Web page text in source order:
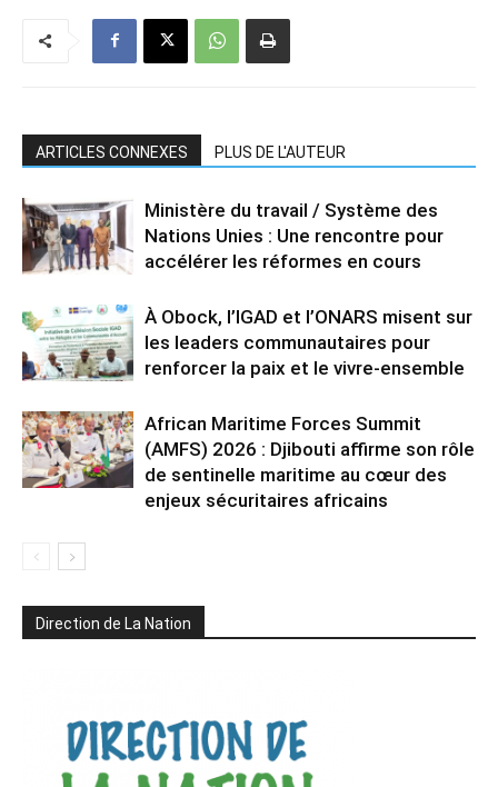
ARTICLES CONNEXES PLUS DE L'AUTEUR
Ministère du travail / Système des
Nations Unies : Une rencontre pour
accélérer les réformes en cours
À Obock, l’IGAD et l’ONARS misent sur
les leaders communautaires pour
renforcer la paix et le vivre-ensemble
African Maritime Forces Summit
(AMFS) 2026 : Djibouti affirme son rôle
de sentinelle maritime au cœur des
enjeux sécuritaires africains
Direction de La Nation